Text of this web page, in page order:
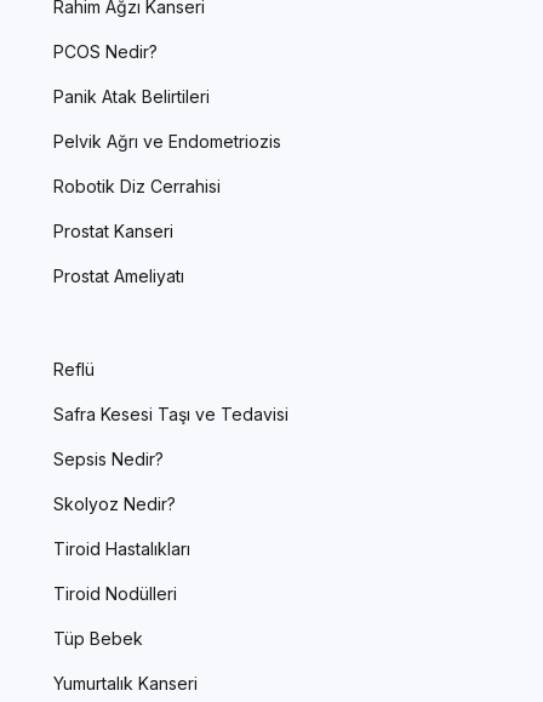
Rahim Ağzı Kanseri
PCOS Nedir?
Panik Atak Belirtileri
Pelvik Ağrı ve Endometriozis
Robotik Diz Cerrahisi
Prostat Kanseri
Prostat Ameliyatı
Reflü
Safra Kesesi Taşı ve Tedavisi
Sepsis Nedir?
Skolyoz Nedir?
Tiroid Hastalıkları
Tiroid Nodülleri
Tüp Bebek
Yumurtalık Kanseri